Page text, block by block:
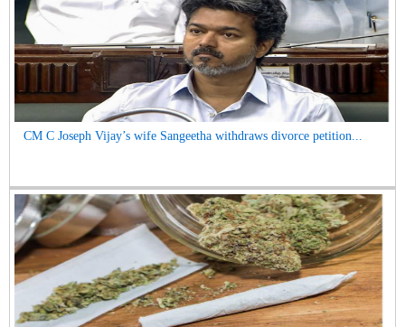
CM C Joseph Vijay’s wife Sangeetha withdraws divorce petition...